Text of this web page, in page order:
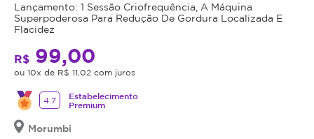
Lançamento: 1 Sessão Criofrequência, A Máquina
Superpoderosa Para Redução De Gordura Localizada E
Flacidez
R$ 99,00
ou 10x de R$ 11,02 com juros
4.7
Estabelecimento
Premium
Morumbi